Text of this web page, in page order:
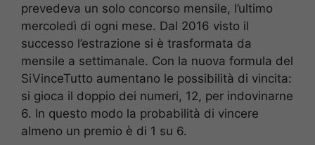
prevedeva un solo concorso mensile, l’ultimo
mercoledì di ogni mese. Dal 2016 visto il
successo l’estrazione si è trasformata da
mensile a settimanale. Con la nuova formula del
SiVinceTutto aumentano le possibilità di vincita:
si gioca il doppio dei numeri, 12, per indovinarne
6. In questo modo la probabilità di vincere
almeno un premio è di 1 su 6.